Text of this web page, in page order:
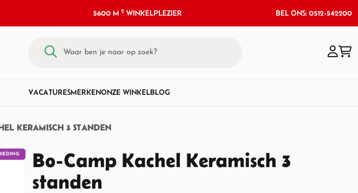
5600 M2 WINKELPLEZIER BEL ONS: 0512-542200
VACATURESMERKENONZE WINKELBLOG
KERAMISCH 3 STANDEN
Bo-Camp Kachel Keramisch 3
standen